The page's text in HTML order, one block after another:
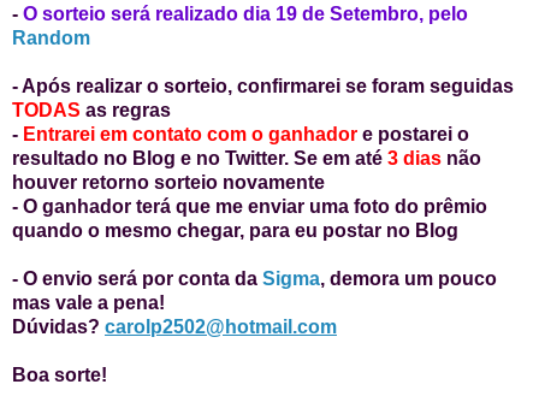
- O sorteio será realizado dia 19 de Setembro, pelo
Random
- Após realizar o sorteio, confirmarei se foram seguidas
TODAS as regras
- Entrarei em contato com o ganhador e postarei o
resultado no Blog e no Twitter. Se em até 3 dias não
houver retorno sorteio novamente
- O ganhador terá que me enviar uma foto do prêmio
quando o mesmo chegar, para eu postar no Blog
- O envio será por conta da Sigma, demora um pouco
mas vale a pena!
Dúvidas? carolp2502@hotmail.com
Boa sorte!